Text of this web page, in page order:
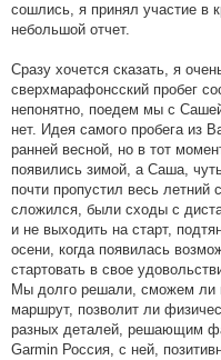
сошлись, я принял участие в
небольшой отчет.
Сразу хочется сказать, я
сверхмарафонсский пробег
непонятно, поедем мы с
нет. Идея самого пробега из
ранней весной, но в тот
появились зимой, а Саша,
почти пропустил весь
сложился, были сходы с
и не выходить на старт,
осени, когда появилась
стартовать в свое
Мы долго решали, сможем ли
маршрут, позволит ли
разных деталей, решающим
Garmin Россия, с ней,